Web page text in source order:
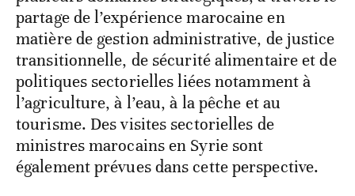
partage de l’expérience marocaine en
matière de gestion administrative, de justice
transitionnelle, de sécurité alimentaire et de
politiques sectorielles liées notamment à
l’agriculture, à l’eau, à la pêche et au
tourisme. Des visites sectorielles de
ministres marocains en Syrie sont
également prévues dans cette perspective.